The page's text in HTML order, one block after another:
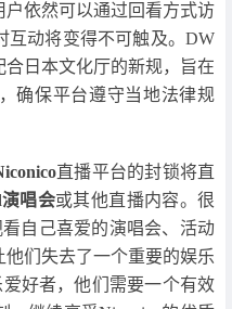
依然可以通过回看方式访
互动将变得不可触及。DW
日本文化厅的新规，旨在
确保平台遵守当地法律规
直播平台的封锁将直
演唱会或其他直播内容。很
自己喜爱的演唱会、活动
们失去了一个重要的娱乐
爱好者，他们需要一个有效